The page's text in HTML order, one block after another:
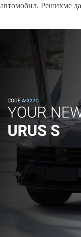
автомобил. Решихме